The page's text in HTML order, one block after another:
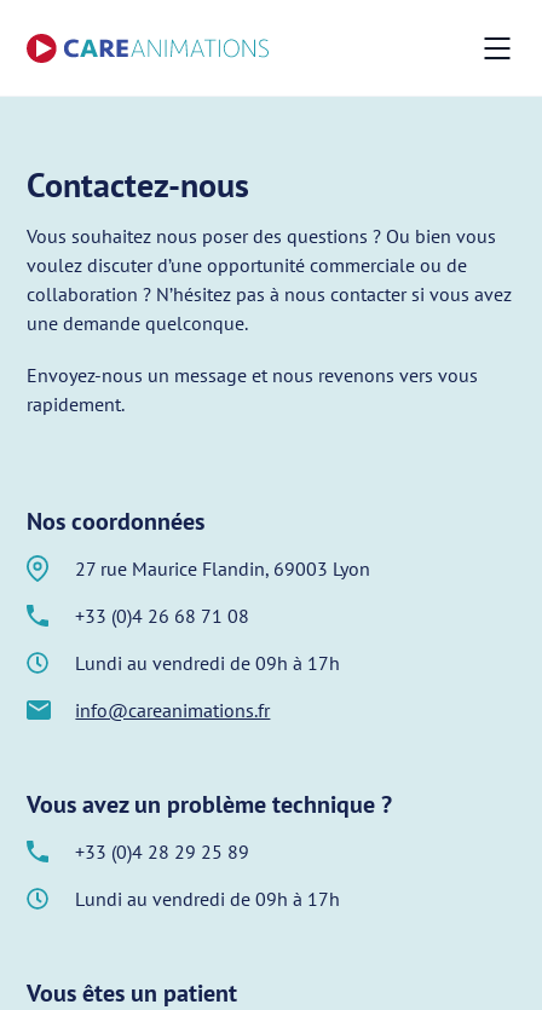
Contactez-nous
Vous souhaitez nous poser des questions ? Ou bien vous
voulez discuter d’une opportunité commerciale ou de
collaboration ? N’hésitez pas à nous contacter si vous avez
une demande quelconque.
Envoyez-nous un message et nous revenons vers vous
rapidement.
Nos coordonnées
27 rue Maurice Flandin, 69003 Lyon
+33 (0)4 26 68 71 08
Lundi au vendredi de 09h à 17h
info@careanimations.fr
Vous avez un problème technique ?
+33 (0)4 28 29 25 89
Lundi au vendredi de 09h à 17h
Vous êtes un patient